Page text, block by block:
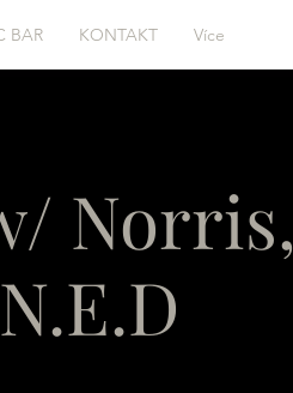
BAR KONTAKT Více
Norris,